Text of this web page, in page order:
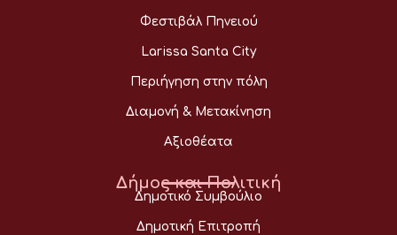
Φεστιβάλ Πηνειού
Larissa Santa City
Περιήγηση στην πόλη
Διαμονή & Μετακίνηση
Αξιοθέατα
Δήμος και Πολιτική
Δημοτικό Συμβούλιο
Δημοτική Επιτροπή